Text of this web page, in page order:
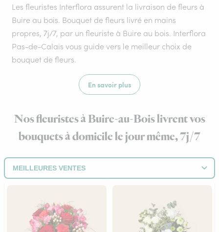
Les fleuristes Interflora assurent la livraison de fleurs à
Buire au bois. Bouquet de fleurs livré en mains
propres, 7j/7, par un fleuriste à Buire au bois. Interflora
Pas-de-Calais vous guide vers le meilleur choix de
bouquet de fleurs.
En savoir plus
Nos fleuristes à Buire-au-Bois livrent vos
bouquets à domicile le jour même, 7j/7